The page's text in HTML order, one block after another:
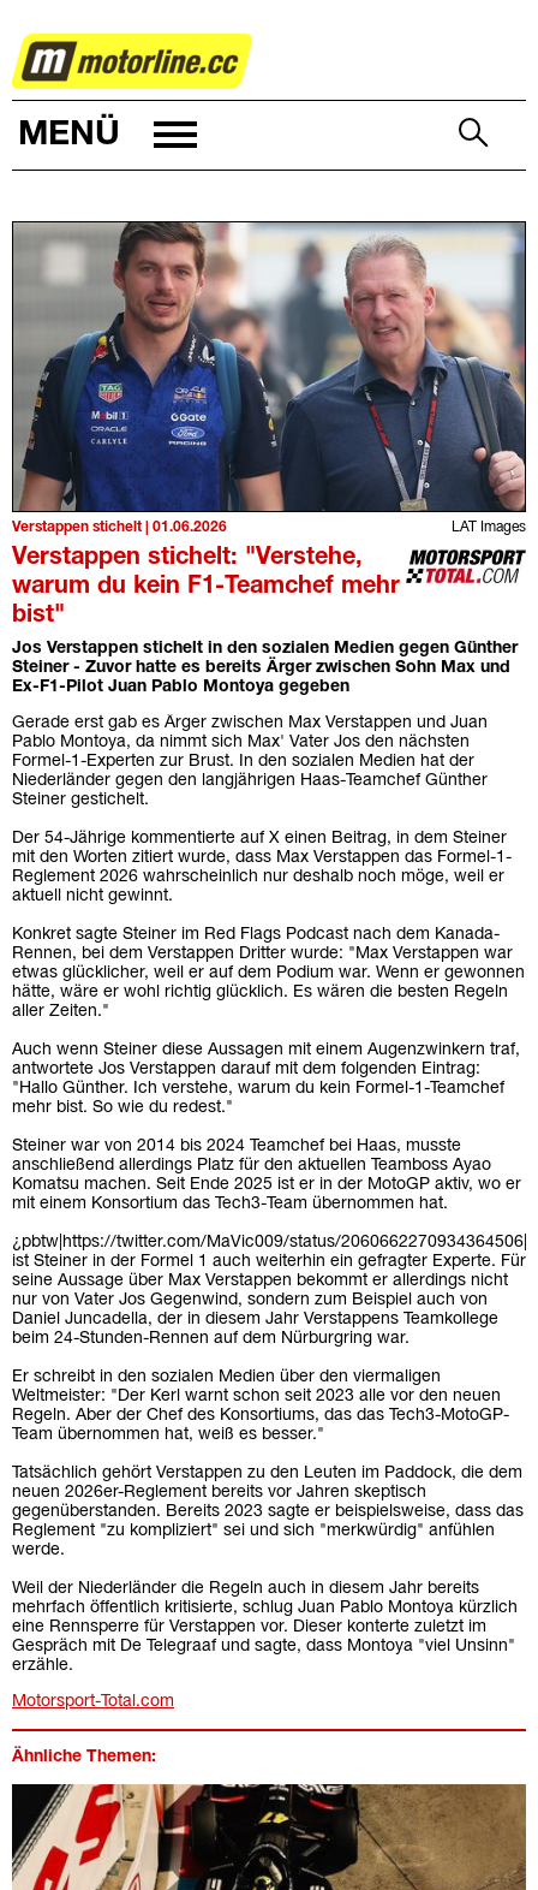
MOTORSPORT
MENÜ
LAT Images
Verstappen stichelt | 01.06.2026
Verstappen stichelt: "Verstehe,
warum du kein F1-Teamchef mehr
bist"
Jos Verstappen stichelt in den sozialen Medien gegen Günther
Steiner - Zuvor hatte es bereits Ärger zwischen Sohn Max und
Ex-F1-Pilot Juan Pablo Montoya gegeben
Gerade erst gab es Ärger zwischen Max Verstappen und Juan
Pablo Montoya, da nimmt sich Max' Vater Jos den nächsten
Formel-1-Experten zur Brust. In den sozialen Medien hat der
Niederländer gegen den langjährigen Haas-Teamchef Günther
Steiner gestichelt.
Der 54-Jährige kommentierte auf X einen Beitrag, in dem Steiner
mit den Worten zitiert wurde, dass Max Verstappen das Formel-1-
Reglement 2026 wahrscheinlich nur deshalb noch möge, weil er
aktuell nicht gewinnt.
Konkret sagte Steiner im Red Flags Podcast nach dem Kanada-
Rennen, bei dem Verstappen Dritter wurde: "Max Verstappen war
etwas glücklicher, weil er auf dem Podium war. Wenn er gewonnen
hätte, wäre er wohl richtig glücklich. Es wären die besten Regeln
aller Zeiten."
Auch wenn Steiner diese Aussagen mit einem Augenzwinkern traf,
antwortete Jos Verstappen darauf mit dem folgenden Eintrag:
"Hallo Günther. Ich verstehe, warum du kein Formel-1-Teamchef
mehr bist. So wie du redest."
Steiner war von 2014 bis 2024 Teamchef bei Haas, musste
anschließend allerdings Platz für den aktuellen Teamboss Ayao
Komatsu machen. Seit Ende 2025 ist er in der MotoGP aktiv, wo er
mit einem Konsortium das Tech3-Team übernommen hat.
¿pbtw|https://twitter.com/MaVic009/status/
ist Steiner in der Formel 1 auch weiterhin ein gefragter Experte. Für
seine Aussage über Max Verstappen bekommt er allerdings nicht
nur von Vater Jos Gegenwind, sondern zum Beispiel auch von
Daniel Juncadella, der in diesem Jahr Verstappens Teamkollege
beim 24-Stunden-Rennen auf dem Nürburgring war.
Er schreibt in den sozialen Medien über den viermaligen
Weltmeister: "Der Kerl warnt schon seit 2023 alle vor den neuen
Regeln. Aber der Chef des Konsortiums, das das Tech3-MotoGP-
Team übernommen hat, weiß es besser."
Tatsächlich gehört Verstappen zu den Leuten im Paddock, die dem
neuen 2026er-Reglement bereits vor Jahren skeptisch
gegenüberstanden. Bereits 2023 sagte er beispielsweise, dass das
Reglement "zu kompliziert" sei und sich "merkwürdig" anfühlen
werde.
Weil der Niederländer die Regeln auch in diesem Jahr bereits
mehrfach öffentlich kritisierte, schlug Juan Pablo Montoya kürzlich
eine Rennsperre für Verstappen vor. Dieser konterte zuletzt im
Gespräch mit De Telegraaf und sagte, dass Montoya "viel Unsinn"
erzähle.
Motorsport-Total.com
Ähnliche Themen: